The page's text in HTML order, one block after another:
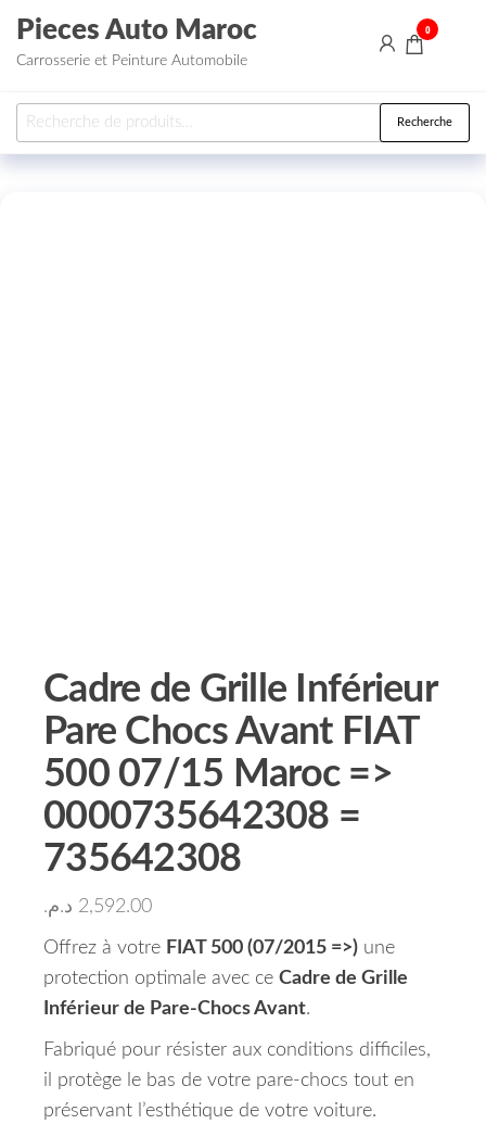
Aller au contenu
Pieces Auto Maroc
Carrosserie et Peinture Automobile
0
Recherche pour : Recherche
Cadre de Grille Inférieur
Pare Chocs Avant FIAT
500 07/15 Maroc =>
0000735642308 =
735642308
2,592.00 د.م.
Offrez à votre FIAT 500 (07/2015 =>) une
protection optimale avec ce Cadre de Grille
Inférieur de Pare-Chocs Avant.
Fabriqué pour résister aux conditions difficiles,
il protège le bas de votre pare-chocs tout en
préservant l’esthétique de votre voiture.